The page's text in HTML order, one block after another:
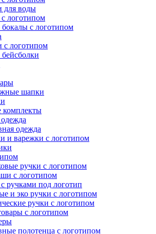
для воды
логотипом
с логотипом
с логотипом
шапки
комплекты
одежда
и варежки с логотипом
ручки с логотипом
с логотипом
ручками под логотип
и эко ручки с логотипом
ручки с логотипом
с логотипом
полотенца с логотипом